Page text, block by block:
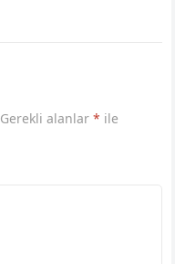
Gerekli alanlar* ile